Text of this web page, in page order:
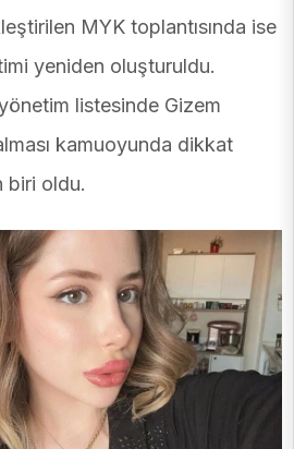
MYK toplantısında ise
yeniden oluşturuldu.
listesinde Gizem
kamuoyunda dikkat
biri oldu.